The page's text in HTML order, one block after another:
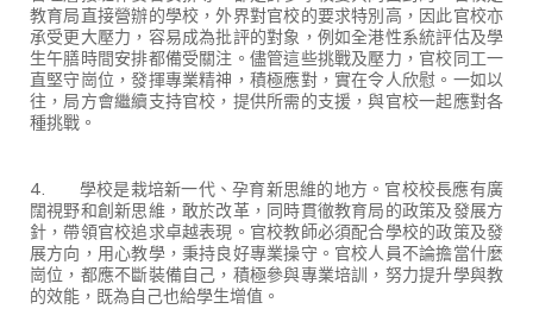
教育局直接營辦的學校，外界對官校的要求特別高，因此官校亦
承受更大壓力，容易成為批評的對象，例如全港性系統評估及學
生午膳時間安排都備受關注。儘管這些挑戰及壓力，官校同工一
直堅守崗位，發揮專業精神，積極應對，實在令人欣慰。一如以
往，局方會繼續支持官校，提供所需的支援，與官校一起應對各
種挑戰。
4. 學校是栽培新一代、孕育新思維的地方。官校校長應有廣
闊視野和創新思維，敢於改革，同時貫徹教育局的政策及發展方
針，帶領官校追求卓越表現。官校教師必須配合學校的政策及發
展方向，用心教學，秉持良好專業操守。官校人員不論擔當什麼
崗位，都應不斷裝備自己，積極參與專業培訓，努力提升學與教
的效能，既為自己也給學生增值。